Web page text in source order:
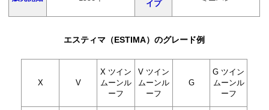
イプ
エスティマ（ESTIMA）のグレード例
X V
X ツイン
ムーンル
ーフ
V ツイン
ムーンル
ーフ
G
G ツイン
ムーンル
ーフ